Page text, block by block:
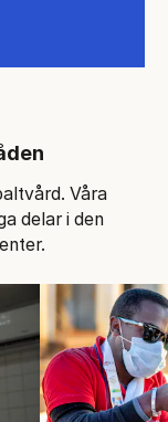
Våra
delar i den